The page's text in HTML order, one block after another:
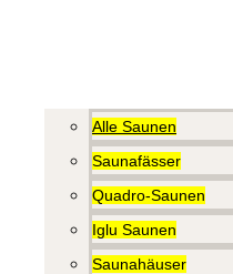
Alle Saunen
Saunafässer
Quadro-Saunen
Iglu Saunen
Saunahäuser